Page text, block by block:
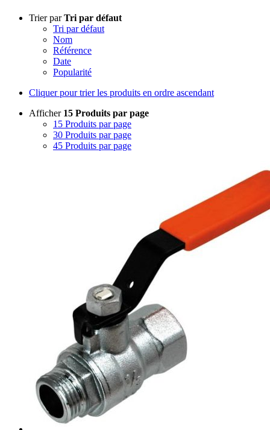
Trier parTri par défaut
Tri par défaut
Nom
Référence
Date
Popularité
Cliquer pour trier les produits en ordre ascendant
Afficher 15 Produits par page
15 Produits par page
30 Produits par page
45 Produits par page